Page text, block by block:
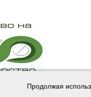
Продолжая